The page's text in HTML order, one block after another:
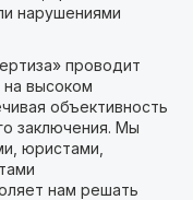
нарушениями
проводит
на высоком
объективность
заключения. Мы
юристами,
нам решать